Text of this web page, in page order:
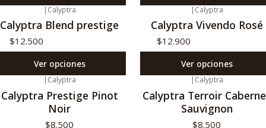
| Calyptra
Calyptra Blend prestige
$12.500
Ver opciones
| Calyptra
Calyptra Vivendo Rosé
$12.900
Ver opciones
| Calyptra
Calyptra Prestige Pinot
Noir
$8.500
| Calyptra
Calyptra Terroir
Sauvignon
$8.500